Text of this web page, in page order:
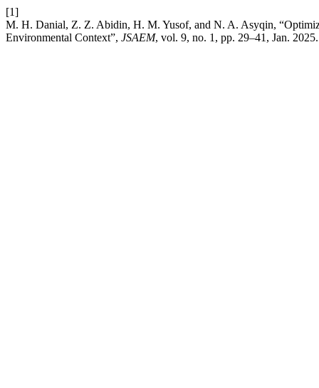
[1]
M. H. Danial, Z. Z. Abidin, H. M. Yusof, and N. A. Asyqin,
Environmental Context”, JSAEM, vol. 9, no. 1, pp. 29–41, Jan. 2025.